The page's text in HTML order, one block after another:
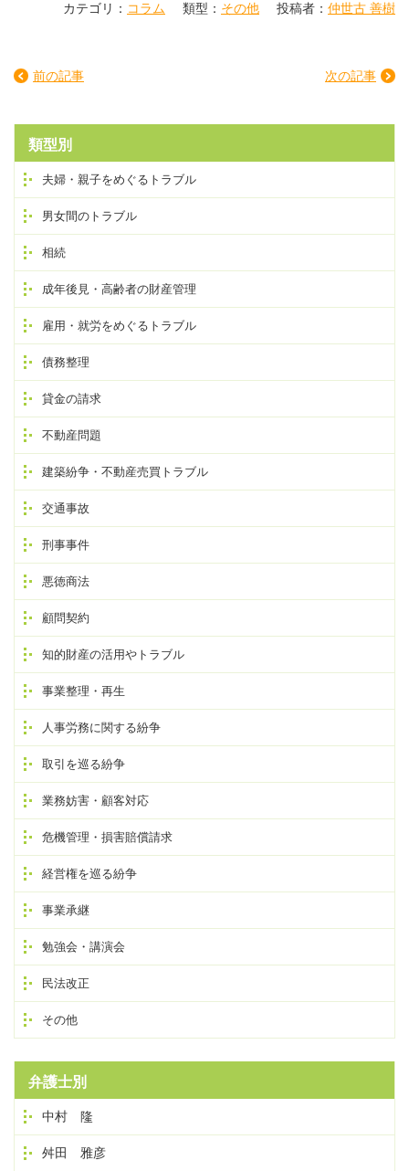
カテゴリ： コラム 類型： その他 投稿者： 仲世古 善樹
前の記事 次の記事
類型別
夫婦・親子をめぐるトラブル
男女間のトラブル
相続
成年後見・高齢者の財産管理
雇用・就労をめぐるトラブル
債務整理
貸金の請求
不動産問題
建築紛争・不動産売買トラブル
交通事故
刑事事件
悪徳商法
顧問契約
知的財産の活用やトラブル
事業整理・再生
人事労務に関する紛争
取引を巡る紛争
業務妨害・顧客対応
危機管理・損害賠償請求
経営権を巡る紛争
事業承継
勉強会・講演会
民法改正
その他
弁護士別
中村 隆
舛田 雅彦